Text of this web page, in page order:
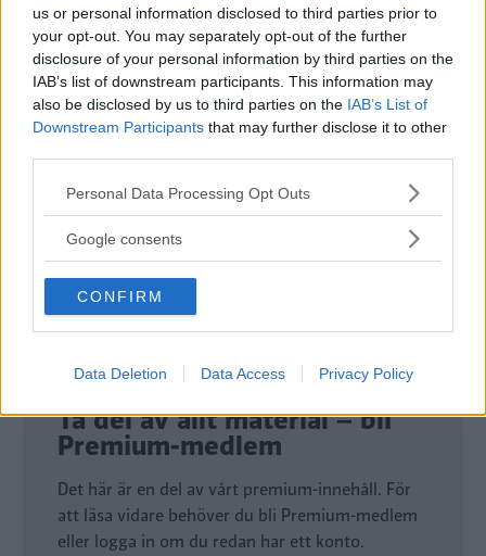
us or personal information disclosed to third parties prior to
your opt-out. You may separately opt-out of the further
disclosure of your personal information by third parties on the
IAB’s list of downstream participants. This information may
also be disclosed by us to third parties on the IAB’s List of
Downstream Participants that may further disclose it to other
Please note that this website/app uses one or more Google
not limited to your visit or usage behaviour. You may click to
use your data for below specified purposes in below Google
consent section.
Personal Data Processing Opt Outs
Google consents
CONFIRM
Data Deletion Data Access Privacy Policy
Text
Nils Svärd
Fotograf
Fredrik Diits Vikström
Det här är en låst artikel.Logga inför
att fortsätta läsa.
DIGITAL PRENUMERATION
Ta del av allt material – bli
Premium-medlem
Det här är en del av vårt premium-innehåll. För
att läsa vidare behöver du bli Premium-medlem
eller logga in om du redan har ett konto.